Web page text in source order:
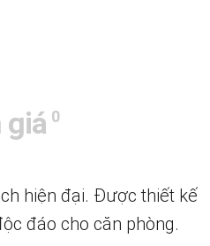
giá 0
hiện đại. Được thiết kế
đáo cho căn phòng.